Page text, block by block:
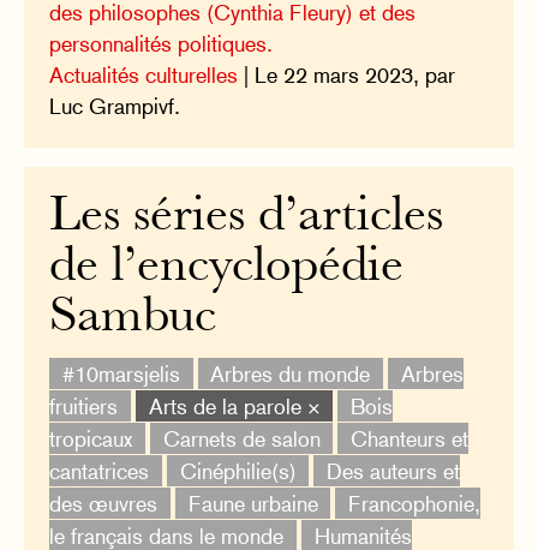
des philosophes (Cynthia Fleury) et des
personnalités politiques.
Actualités culturelles | Le 22 mars 2023, par
Luc Grampivf.
Les séries d’articles
de l’encyclopédie
Sambuc
#10marsjelis Arbres du monde
Arbres
fruitiers
Arts de la parole ×
Bois
tropicaux
Carnets de salon
Chanteurs et
cantatrices
Cinéphilie(s)
Des auteurs et
des œuvres
Faune urbaine
Francophonie,
le français dans le monde
Humanités